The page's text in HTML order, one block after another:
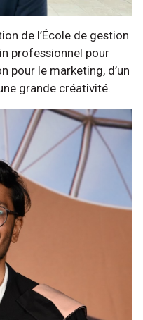
de l’École de gestion
professionnel pour
pour le marketing, d’un
grande créativité.